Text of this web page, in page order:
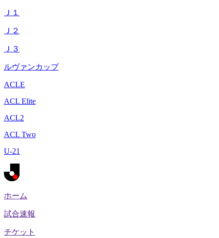
Ｊ１
Ｊ２
Ｊ３
ルヴァンカップ
ACLE
ACL Elite
ACL2
ACL Two
U-21
ホーム
試合速報
チケット